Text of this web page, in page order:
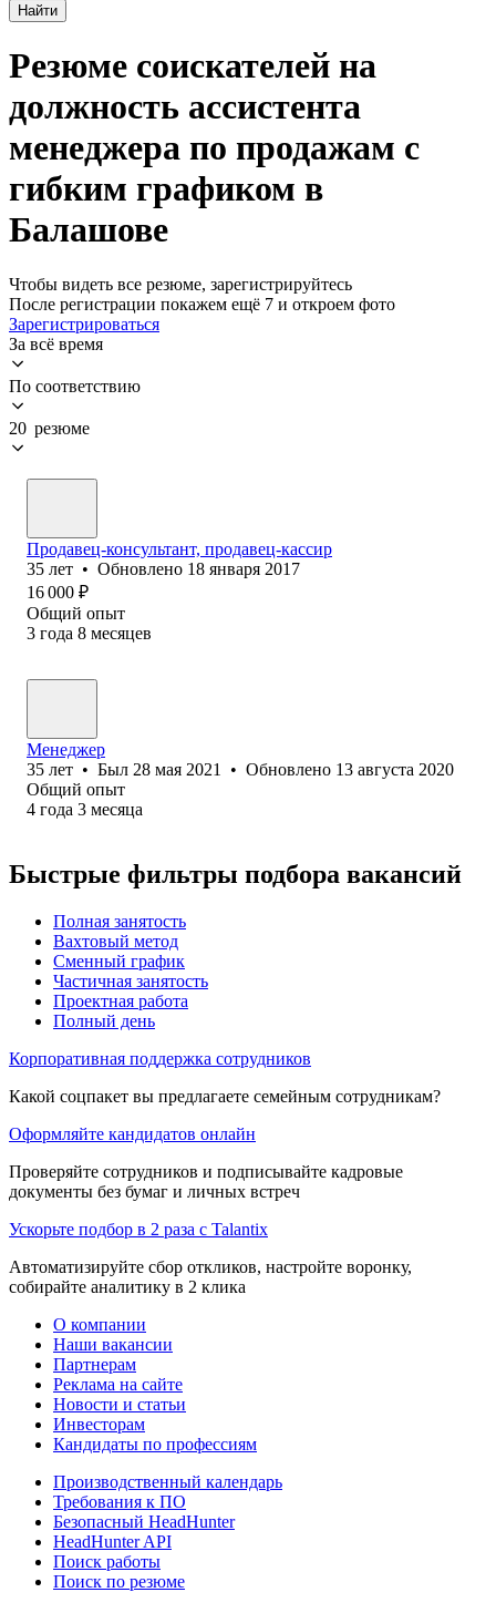
Найти
Резюме соискателей на
должность ассистента
менеджера по продажам с
гибким графиком в
Балашове
Чтобы видеть все резюме, зарегистрируйтесь
После регистрации покажем ещё 7 и откроем фото
Зарегистрироваться
За всё время
По соответствию
20 резюме
Продавец-консультант, продавец-кассир
35 лет • Обновлено 18 января 2017
16 000 ₽
Общий опыт
3 года 8 месяцев
Менеджер
35 лет • Был 28 мая 2021 • Обновлено 13 августа 2020
Общий опыт
4 года 3 месяца
Быстрые фильтры подбора вакансий
Полная занятость
Вахтовый метод
Сменный график
Частичная занятость
Проектная работа
Полный день
Корпоративная поддержка сотрудников
Какой соцпакет вы предлагаете семейным сотрудникам?
Оформляйте кандидатов онлайн
Проверяйте сотрудников и подписывайте кадровые
документы без бумаг и личных встреч
Ускорьте подбор в 2 раза с Talantix
Автоматизируйте сбор откликов, настройте воронку,
собирайте аналитику в 2 клика
О компании
Наши вакансии
Партнерам
Реклама на сайте
Новости и статьи
Инвесторам
Кандидаты по профессиям
Производственный календарь
Требования к ПО
Безопасный HeadHunter
HeadHunter API
Поиск работы
Поиск по резюме